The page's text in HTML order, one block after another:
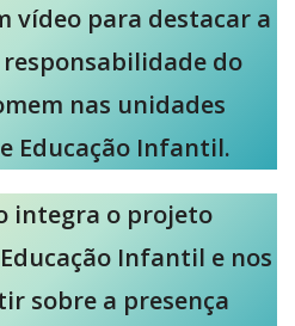
vídeo para destacar a
do
nas unidades
Educação Infantil.
integra o projeto
Infantil e nos
sobre a presença